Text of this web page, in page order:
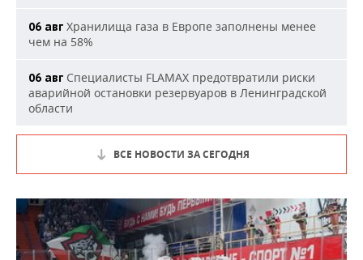
06 авг Хранилища газа в Европе заполнены менее
чем на 58%
06 авг Специалисты FLAMAX предотвратили риски
аварийной остановки резервуаров в Ленинградской
области
ВСЕ НОВОСТИ ЗА СЕГОДНЯ